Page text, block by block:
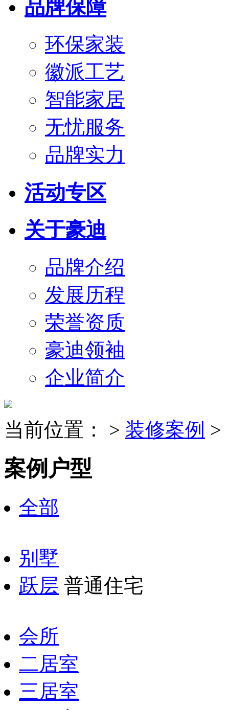
品牌保障
环保家装
徽派工艺
智能家居
无忧服务
品牌实力
活动专区
关于豪迪
品牌介绍
发展历程
荣誉资质
豪迪领袖
企业简介
当前位置： > 装修案例 >
案例户型
全部
别墅
跃层 普通住宅
会所
二居室
三居室